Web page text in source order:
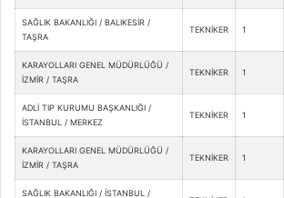
SAĞLIK BAKANLIĞI / BALIKESİR /
TAŞRA
TEKNİKER 1
KARAYOLLARI GENEL MÜDÜRLÜĞÜ /
İZMİR / TAŞRA
TEKNİKER 1
ADLİ TIP KURUMU BAŞKANLIĞI /
İSTANBUL / MERKEZ
TEKNİKER 1
KARAYOLLARI GENEL MÜDÜRLÜĞÜ /
İZMİR / TAŞRA
TEKNİKER 1
SAĞLIK BAKANLIĞI / İSTANBUL /